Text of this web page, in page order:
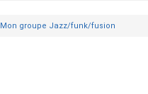
groupe Jazz/funk/fusion